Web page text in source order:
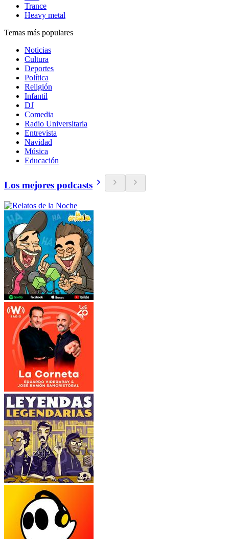
Trance
Heavy metal
Temas más populares
Noticias
Cultura
Deportes
Política
Religión
Infantil
DJ
Comedia
Radio Universitaria
Entrevista
Navidad
Música
Educación
Los mejores podcasts